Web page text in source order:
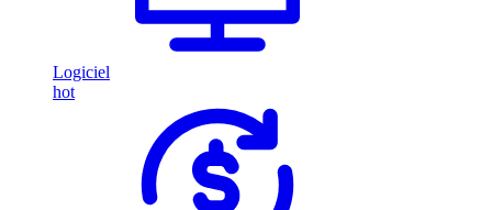
Logiciel
hot